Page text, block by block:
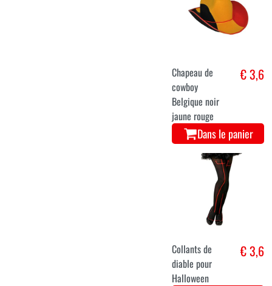
Chapeau de
cowboy
Belgique noir
jaune rouge
€ 3,6
Dans le panier
Collants de
diable pour
Halloween
€ 3,6